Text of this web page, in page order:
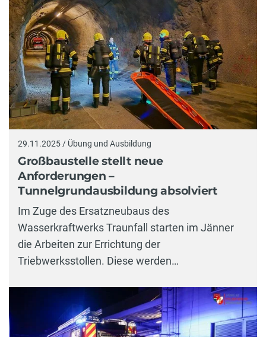
29.11.2025 / Übung und Ausbildung
Großbaustelle stellt neue
Anforderungen –
Tunnelgrundausbildung absolviert
Im Zuge des Ersatzneubaus des
Wasserkraftwerks Traunfall starten im Jänner
die Arbeiten zur Errichtung der
Triebwerksstollen. Diese werden…